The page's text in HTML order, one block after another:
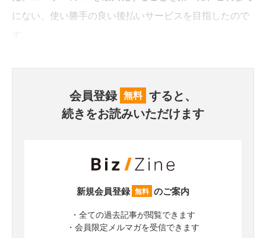
にない、使い勝手の良い後払いサービスを目指したので
会員登録 無料 すると、
続きをお読みいただけます
新規会員登録 無料 のご案内
・全ての過去記事が閲覧できます
・会員限定メルマガを受信できます